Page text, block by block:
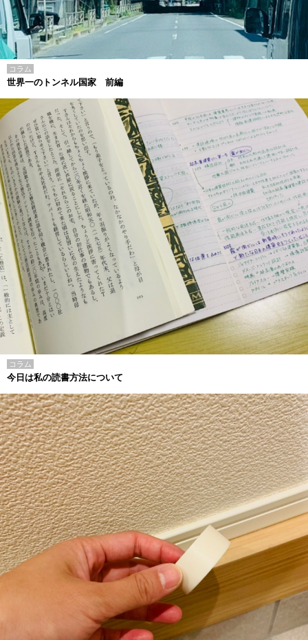
コラム
世界一のトンネル国家 前編
コラム
今日は私の読書方法について